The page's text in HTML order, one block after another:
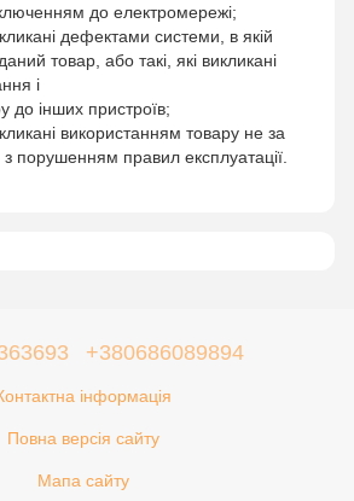
до електромережі;
дефектами системи, в якій
товар, або такі, які викликані
і
до інших пристроїв;
використанням товару не за
порушенням правил експлуатації.
+380686089894
інформація
Повна версія сайту
Мапа сайту